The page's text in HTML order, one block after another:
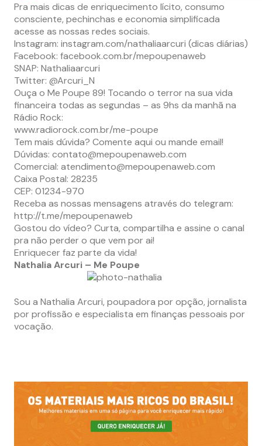
Pra mais dicas de enriquecimento lícito, consumo
consciente, pechinchas e economia simplificada
acesse as nossas redes sociais.
Instagram: instagram.com/nathaliaarcuri (dicas diárias)
Facebook: facebook.com.br/mepoupenaweb
SNAP: Nathaliaarcuri
Twitter: @Arcuri_N
Ouça o Me Poupe 89! Tocando o terror na sua vida
financeira todas as segundas – as 9hs da manhã na
Rádio Rock:
www.radiorock.com.br/me-poupe
Tem mais dúvida? Comente aqui ou mande email!
Dúvidas: contato@mepoupenaweb.com
Comercial: atendimento@mepoupenaweb.com
Caixa Postal: 28235
CEP: 01234-970
Receba as nossas mensagens através do telegram:
http://t.me/mepoupenaweb
Gostou do vídeo? Curta, compartilha e assine o canal
pra não perder o que vem por ai!
Enriquecer faz parte da vida!
Nathalia Arcuri – Me Poupe
Sou a Nathalia Arcuri, poupadora por opção, jornalista
por profissão e especialista em finanças pessoais por
vocação.